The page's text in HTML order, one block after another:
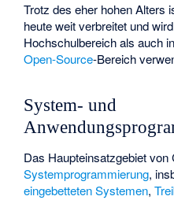
Trotz des eher hohen Alters
heute weit verbreitet und
Hochschulbereich als auch
Open-Source-Bereich
System- und
Das Haupteinsatzgebiet von
Systemprogrammierung,
eingebetteten Systemen,